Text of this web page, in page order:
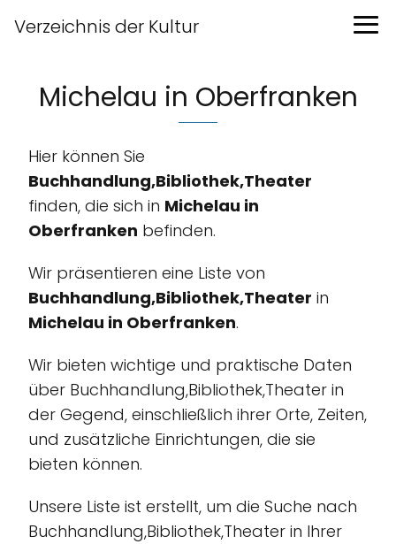
Verzeichnis der Kultur
Michelau in Oberfranken
Hier können Sie
Buchhandlung,Bibliothek,Theater
finden, die sich in Michelau in
Oberfranken befinden.
Wir präsentieren eine Liste von
Buchhandlung,Bibliothek,Theater in
Michelau in Oberfranken.
Wir bieten wichtige und praktische Daten
über Buchhandlung,Bibliothek,Theater in
der Gegend, einschließlich ihrer Orte, Zeiten,
und zusätzliche Einrichtungen, die sie
bieten können.
Unsere Liste ist erstellt, um die Suche nach
Buchhandlung,Bibliothek,Theater in Ihrer